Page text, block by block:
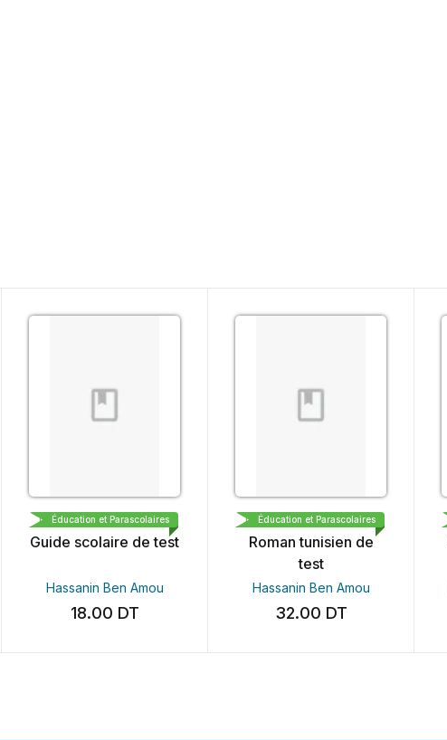
LIBRAIRIE MEDINA DEMO
Guide scolaire de test
Hassanin Ben Amou
18.00DT
Éducation et Parascolaires LIBRAIRIE MEDINA DEMO
Roman tunisien de
test
Hassanin Ben Amou
32.00DT
Éducation et Parascolaires